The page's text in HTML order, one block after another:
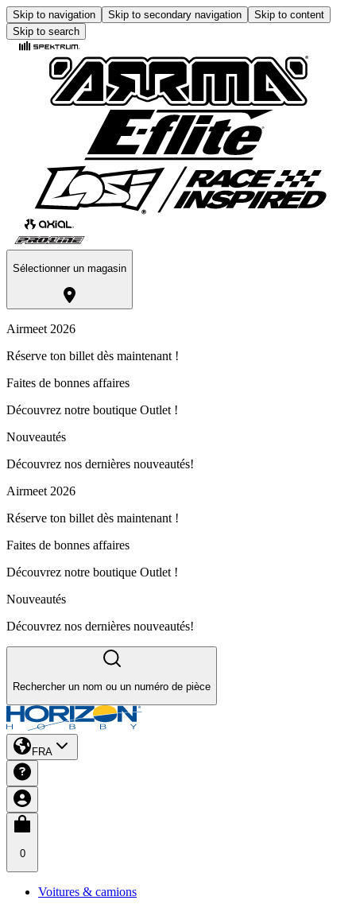
Skip to navigation Skip to secondary navigation
Skip to content
Skip to search
Sélectionner un magasin
Airmeet 2026
Réserve ton billet dès maintenant !
Faites de bonnes affaires
Découvrez notre boutique Outlet !
Nouveautés
Découvrez nos dernières nouveautés!
Airmeet 2026
Réserve ton billet dès maintenant !
Faites de bonnes affaires
Découvrez notre boutique Outlet !
Nouveautés
Découvrez nos dernières nouveautés!
Rechercher un nom ou un numéro de pièce
FRA
0
Voitures & camions